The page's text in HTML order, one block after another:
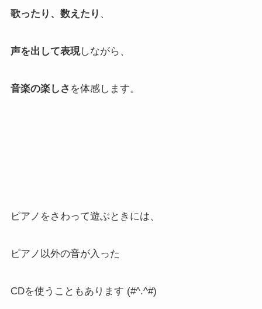
歌ったり、数えたり 、
声を出して表現しながら、
音楽の楽しさ を体感します。
ピアノをさわって遊ぶときには、
ピアノ以外の音が入った
CDを使うこともあります (#^.^#)